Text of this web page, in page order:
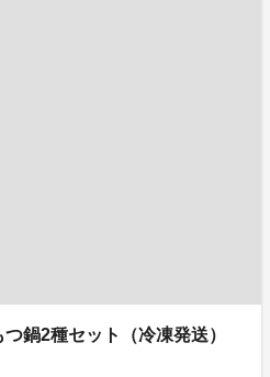
鍋2種セット（冷凍発送）